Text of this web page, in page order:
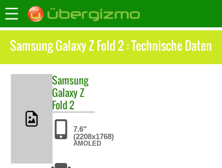
Samsung Galaxy Z Fold 2 : Technische Daten
Samsung
Galaxy Z
Fold 2
7.6"
(2208x1768)
AMOLED